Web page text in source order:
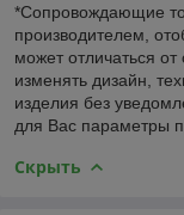
*Сопровождающие
производителем,
может отличаться
изменять дизайн,
изделия без
для Вас параметры
Скрыть